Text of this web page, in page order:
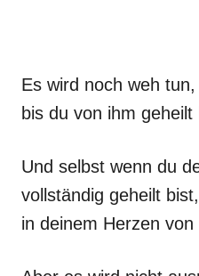
Es wird noch weh
bis du von ihm geheilt
Und selbst wenn du
vollständig geheilt
in deinem Herzen